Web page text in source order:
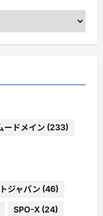
ードメイン (233)
ジャパン (46)
SPO-X (24)